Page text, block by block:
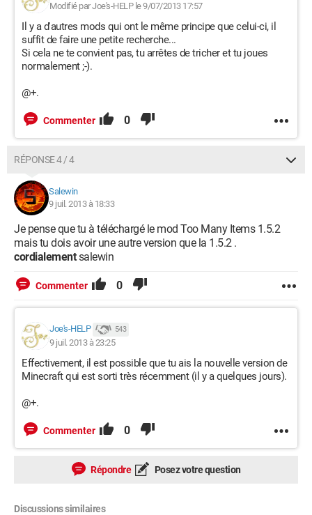
Modifié par Joe's-HELP le 9/07/2013 17:57
Il y a d'autres mods qui ont le même principe que celui-ci, il
suffit de faire une petite recherche...
Si cela ne te convient pas, tu arrêtes de tricher et tu joues
normalement ;-).
@+.
Commenter 0
RÉPONSE 4 / 4
Salewin
9 juil. 2013 à 18:33
Je pense que tu à téléchargé le mod Too Many Items 1.5.2
mais tu dois avoir une autre version que la 1.5.2 .
cordialementsalewin
Commenter 0
Joe's-HELP 543
9 juil. 2013 à 23:25
Effectivement, il est possible que tu ais la nouvelle version de
Minecraft qui est sorti très récemment (il y a quelques jours).
@+.
Commenter 0
Répondre Posez votre question
Discussions similaires